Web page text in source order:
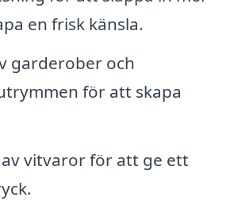
en frisk känsla.
garderober och
för att skapa
vitvaror för att ge ett